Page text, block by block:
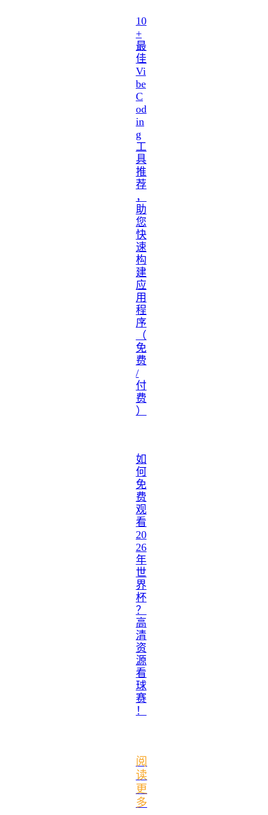
10
+
最
佳
Vi
be
C
od
in
g
工
具
推
荐
，
助
您
快
速
构
建
应
用
程
序
（
免
费
/
付
费
）
如
何
免
费
观
看
20
26
年
世
界
杯
？
高
清
资
源
看
球
赛
！
阅
读
更
多